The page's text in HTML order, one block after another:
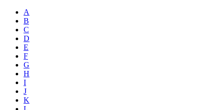
A
B
C
D
E
F
G
H
I
J
K